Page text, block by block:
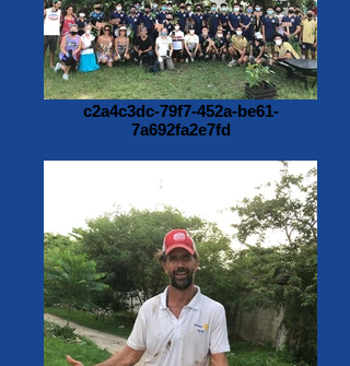
c2a4c3dc-79f7-452a-be61-
7a692fa2e7fd